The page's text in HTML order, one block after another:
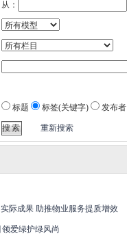
从：
标题 标签(关键字) 发布者
重新搜索
际成果 助推物业服务提质增效
爱绿护绿风尚